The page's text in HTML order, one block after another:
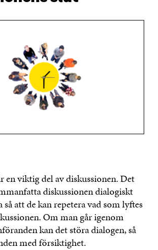
en viktig del av diskussionen. Det
diskussionen dialogiskt
så att de kan repetera vad som lyftes
Om man går igenom
kan det störa dialogen, så
med försiktighet.